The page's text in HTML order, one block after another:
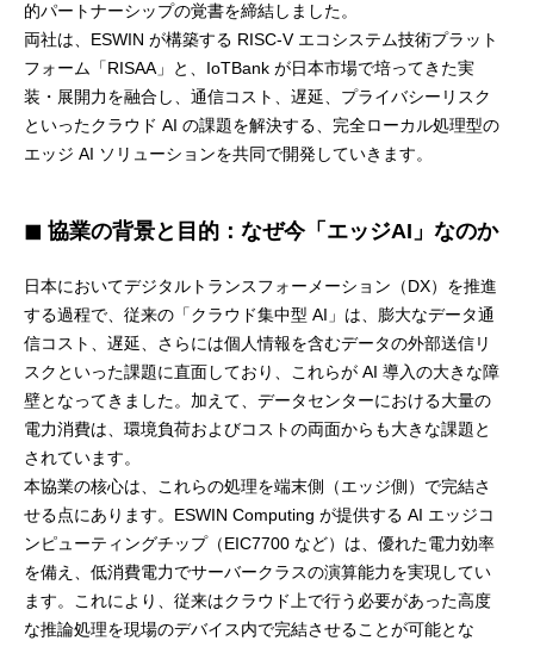
的パートナーシップの覚書を締結しました。
両社は、ESWIN が構築する RISC-V エコシステム技術プラット
フォーム「RISAA」と、IoTBank が日本市場で培ってきた実
装・展開力を融合し、通信コスト、遅延、プライバシーリスク
といったクラウド AI の課題を解決する、完全ローカル処理型の
エッジ AI ソリューションを共同で開発していきます。
◼ 協業の背景と目的：なぜ今「エッジAI」なのか
日本においてデジタルトランスフォーメーション（DX）を推進
する過程で、従来の「クラウド集中型 AI」は、膨大なデータ通
信コスト、遅延、さらには個人情報を含むデータの外部送信リ
スクといった課題に直面しており、これらが AI 導入の大きな障
壁となってきました。加えて、データセンターにおける大量の
電力消費は、環境負荷およびコストの両面からも大きな課題と
されています。
本協業の核心は、これらの処理を端末側（エッジ側）で完結さ
せる点にあります。ESWIN Computing が提供する AI エッジコ
ンピューティングチップ（EIC7700 など）は、優れた電力効率
を備え、低消費電力でサーバークラスの演算能力を実現してい
ます。これにより、従来はクラウド上で行う必要があった高度
な推論処理を現場のデバイス内で完結させることが可能とな